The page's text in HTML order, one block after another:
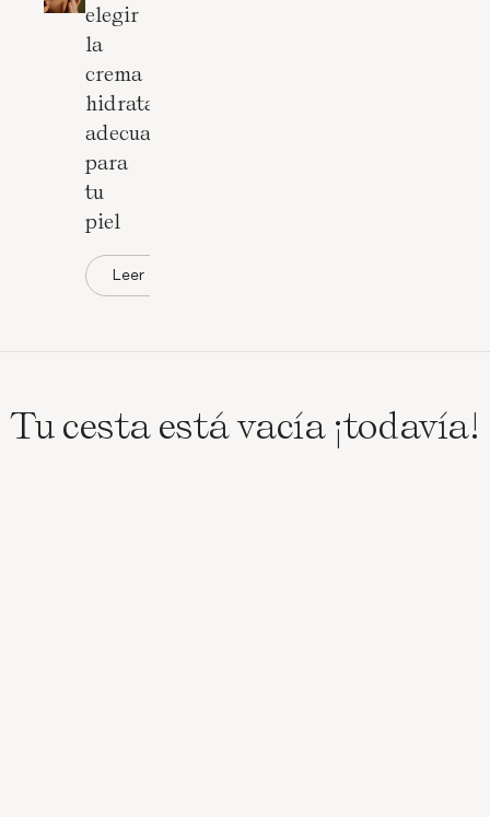
elegir
la
crema
hidratante
adecuada
para
tu
piel
Leer
Tu cesta está vacía ¡todavía!